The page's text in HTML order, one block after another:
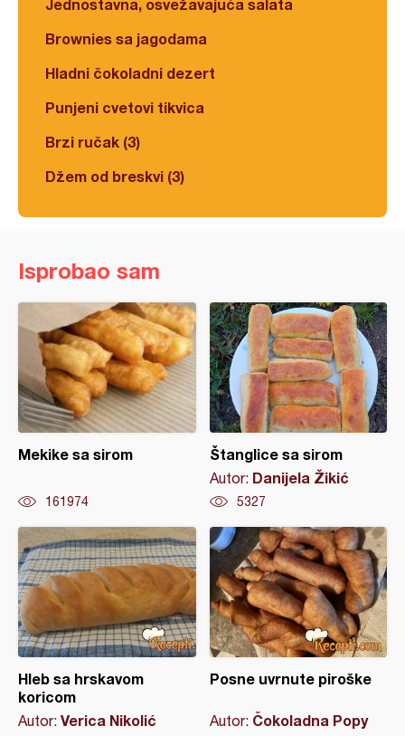
Jednostavna, osvežavajuća salata
Brownies sa jagodama
Hladni čokoladni dezert
Punjeni cvetovi tikvica
Brzi ručak (3)
Džem od breskvi (3)
Isprobao sam
Mekike sa sirom
161974
Štanglice sa sirom
Autor: Danijela Žikić
5327
Hleb sa hrskavom
koricom
Autor: Verica Nikolić
Posne uvrnute piroške
Autor: Čokoladna Popy